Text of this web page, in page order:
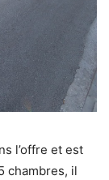
l’offre et est
chambres, il